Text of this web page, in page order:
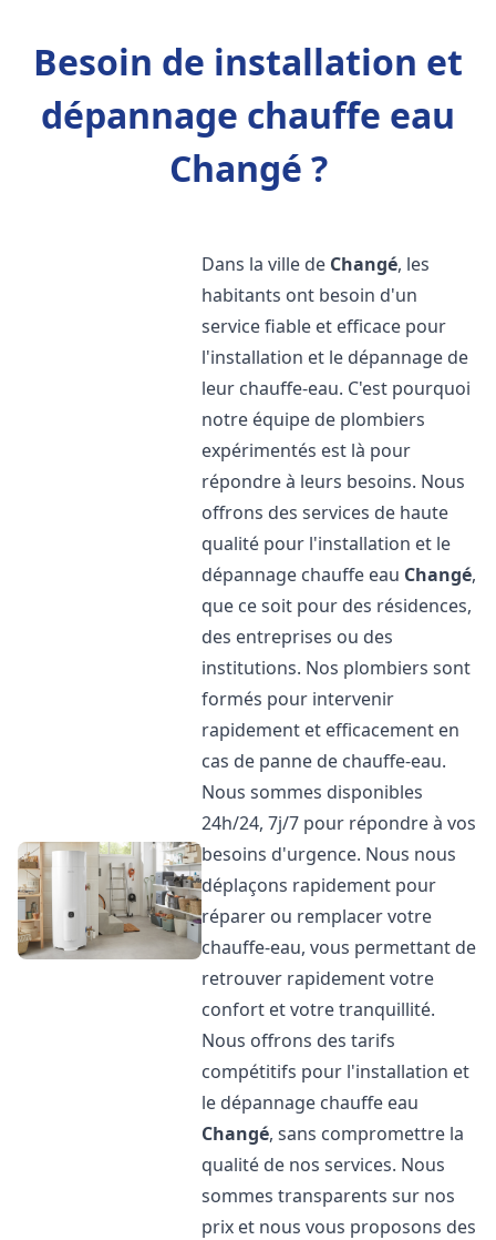
Besoin de installation et
dépannage chauffe eau
Changé ?
Dans la ville de Changé, les
habitants ont besoin d'un
service fiable et efficace pour
l'installation et le dépannage de
leur chauffe-eau. C'est pourquoi
notre équipe de plombiers
expérimentés est là pour
répondre à leurs besoins. Nous
offrons des services de haute
qualité pour l'installation et le
dépannage chauffe eau Changé,
que ce soit pour des résidences,
des entreprises ou des
institutions. Nos plombiers sont
formés pour intervenir
rapidement et efficacement en
cas de panne de chauffe-eau.
Nous sommes disponibles
24h/24, 7j/7 pour répondre à vos
besoins d'urgence. Nous nous
déplaçons rapidement pour
réparer ou remplacer votre
chauffe-eau, vous permettant de
retrouver rapidement votre
confort et votre tranquillité.
Nous offrons des tarifs
compétitifs pour l'installation et
le dépannage chauffe eau
Changé, sans compromettre la
qualité de nos services. Nous
sommes transparents sur nos
prix et nous vous proposons des